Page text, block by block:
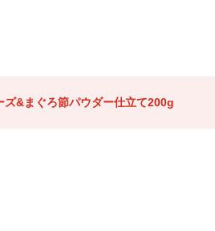
ズ&まぐろ節パウダー仕立て200g